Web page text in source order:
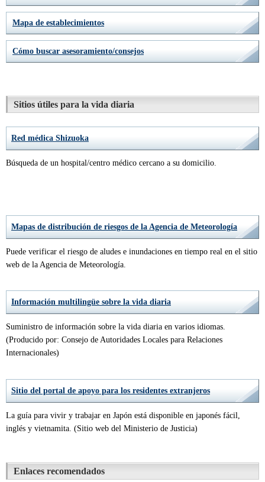
Mapa de establecimientos
Cómo buscar asesoramiento/consejos
Sitios útiles para la vida diaria
Red médica Shizuoka
Búsqueda de un hospital/centro médico cercano a su domicilio.
Mapas de distribución de riesgos de la Agencia de Meteorología
Puede verificar el riesgo de aludes e inundaciones en tiempo real en el sitio
web de la Agencia de Meteorología.
Información multilingüe sobre la vida diaria
Suministro de información sobre la vida diaria en varios idiomas.
(Producido por: Consejo de Autoridades Locales para Relaciones
Internacionales)
Sitio del portal de apoyo para los residentes extranjeros
La guía para vivir y trabajar en Japón está disponible en japonés fácil,
inglés y vietnamita. (Sitio web del Ministerio de Justicia)
Enlaces recomendados